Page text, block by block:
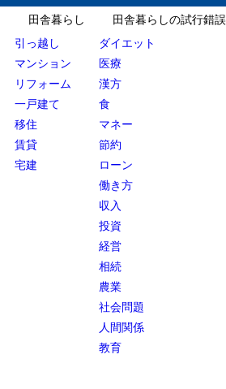
田舎暮らし
引っ越し
マンション
リフォーム
一戸建て
移住
賃貸
宅建
田舎暮らしの試行錯誤
ダイエット
医療
漢方
食
マネー
節約
ローン
働き方
収入
投資
経営
相続
農業
社会問題
人間関係
教育